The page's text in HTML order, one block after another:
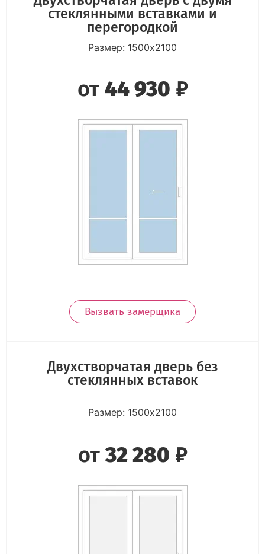
стеклянными вставками и
перегородкой
Размер: 1500х2100
от 44 930 ₽
Вызвать замерщика
Двухстворчатая дверь без
стеклянных вставок
Размер: 1500х2100
от32 280 ₽